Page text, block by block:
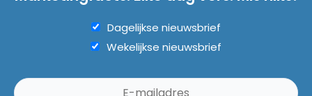
Dagelijkse nieuwsbrief
Wekelijkse nieuwsbrief